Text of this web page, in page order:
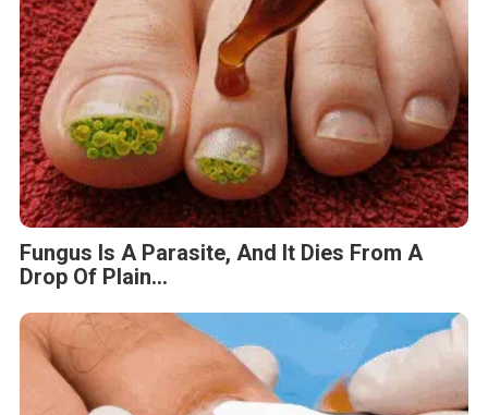
Fungus Is A Parasite, And It Dies From A
Drop Of Plain...